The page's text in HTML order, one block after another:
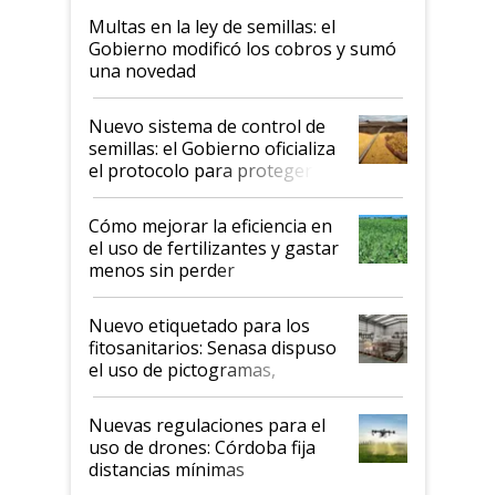
Multas en la ley de semillas: el
Gobierno modificó los cobros y sumó
una novedad
Nuevo sistema de control de
semillas: el Gobierno oficializa
el protocolo para proteger la
propiedad intelectual
Cómo mejorar la eficiencia en
el uso de fertilizantes y gastar
menos sin perder
productividad en la campaña
fina
Nuevo etiquetado para los
fitosanitarios: Senasa dispuso
el uso de pictogramas,
palabras de advertencia e
indicaciones
Nuevas regulaciones para el
uso de drones: Córdoba fija
distancias mínimas